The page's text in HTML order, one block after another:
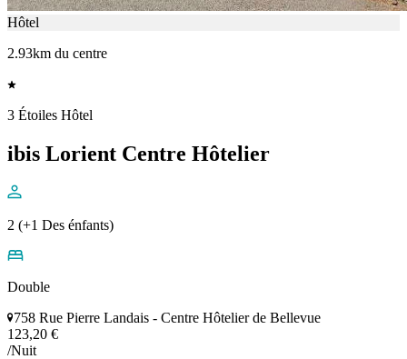
Hôtel
2.93km du centre
3 Étoiles Hôtel
ibis Lorient Centre Hôtelier
2 (+1 Des énfants)
Double
758 Rue Pierre Landais - Centre Hôtelier de Bellevue
123,20 €
/Nuit